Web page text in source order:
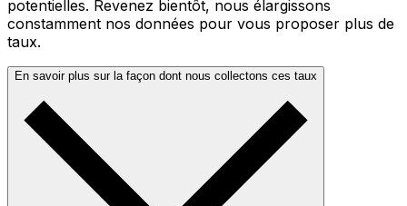
potentielles. Revenez bientôt, nous élargissons
constamment nos données pour vous proposer plus de
taux.
En savoir plus sur la façon dont nous collectons ces taux